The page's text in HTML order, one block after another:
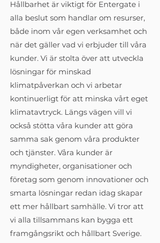
Hållbarhet är viktigt för Entergate i
alla beslut som handlar om resurser,
både inom vår egen verksamhet och
när det gäller vad vi erbjuder till våra
kunder. Vi är stolta över att utveckla
lösningar för minskad
klimatpåverkan och vi arbetar
kontinuerligt för att minska vårt eget
klimatavtryck. Längs vägen vill vi
också stötta våra kunder att göra
samma sak genom våra produkter
och tjänster. Våra kunder är
myndigheter, organisationer och
företag som genom innovationer och
smarta lösningar redan idag skapar
ett mer hållbart samhälle. Vi tror att
vi alla tillsammans kan bygga ett
framgångsrikt och hållbart Sverige.